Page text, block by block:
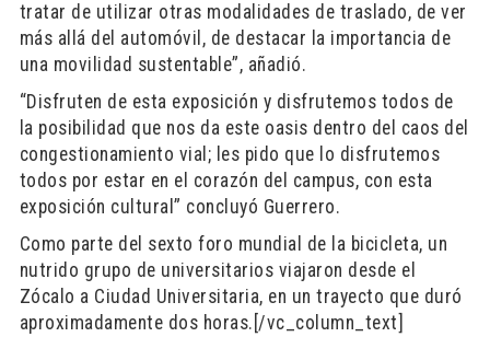
tratar de utilizar otras modalidades de traslado, de ver
más allá del automóvil, de destacar la importancia de
una movilidad sustentable”, añadió.
“Disfruten de esta exposición y disfrutemos todos de
la posibilidad que nos da este oasis dentro del caos del
congestionamiento vial; les pido que lo disfrutemos
todos por estar en el corazón del campus, con esta
exposición cultural” concluyó Guerrero.
Como parte del sexto foro mundial de la bicicleta, un
nutrido grupo de universitarios viajaron desde el
Zócalo a Ciudad Universitaria, en un trayecto que duró
aproximadamente dos horas.[/vc_column_text]